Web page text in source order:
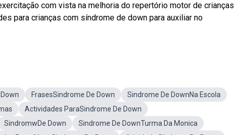
com vista na melhoria do repertório motor de crianças
para crianças com síndrome de down para auxiliar no
FrasesSindrome De Down
Sindrome De DownNa Escola
Actividades ParaSindrome De Down
SindromwDe Down
Sindrome De DownTurma Da Monica